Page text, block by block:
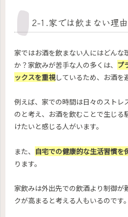
2-1.家では飲まない理由
家ではお酒を飲まない人にはどんな
か？家飲みが苦手な人の多くは、 プ
ックスを重視しているため、お酒を
例えば、家での時間は日々のストレ
のと考え、お酒を飲むことで生じる
けたいと感じる人がいます。
また、 自宅での健康的な生活習慣を
ります。
家飲みは外出先での飲酒より制御が
クが高まると考える人もいるのです。